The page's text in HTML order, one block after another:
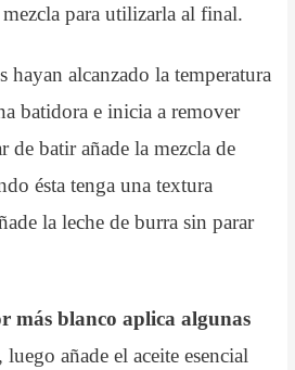
para utilizarla al final.
hayan alcanzado la temperatura
batidora e inicia a remover
de batir añade la mezcla de
ésta tenga una textura
la leche de burra sin parar
más blanco aplica algunas
, luego añade el aceite esencial